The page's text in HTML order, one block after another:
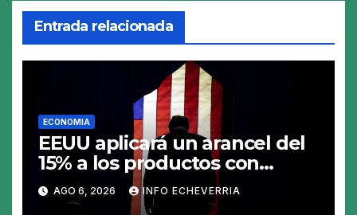
Entrada relacionada
ECONOMIA
EEUU aplicará un arancel del
15% a los productos con
polisilicio para frenar el
avance de China
AGO 6, 2026 INFO ECHEVERRIA